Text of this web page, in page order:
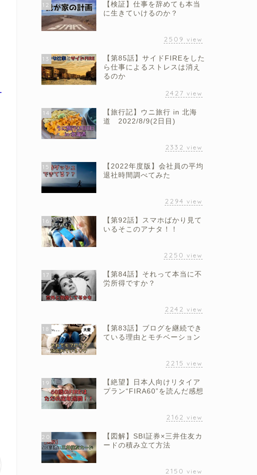
12
【検証】仕事を辞めても本当
に生きていけるのか？
2509 view
13
【第85話】サイドFIREをした
ら仕事によるストレスは消え
るのか
2427 view
14
【旅行記】ウニ旅行 in 北海
道 2022/8/9(2日目)
2332 view
15
【2022年度版】会社員の平均
退社時間調べてみた
2294 view
16
【第92話】スマホばかり見て
いるそこのアナタ！！
2250 view
17
【第84話】それって本当に不
労所得ですか？
2242 view
18
【第83話】ブログを継続でき
ている理由とモチベーション
2215 view
19
【絶望】日本人向けリタイア
プラン“FIRA60”を読んだ感想
2162 view
20
【図解】SBI証券×三井住友カ
ードの積み立て方法
2150 view